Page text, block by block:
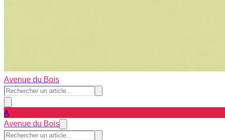
Avenue du Bois
A
Avenue du Bois